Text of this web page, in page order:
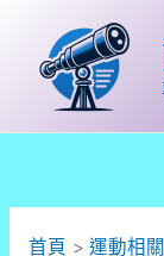
容
首頁
運動相關